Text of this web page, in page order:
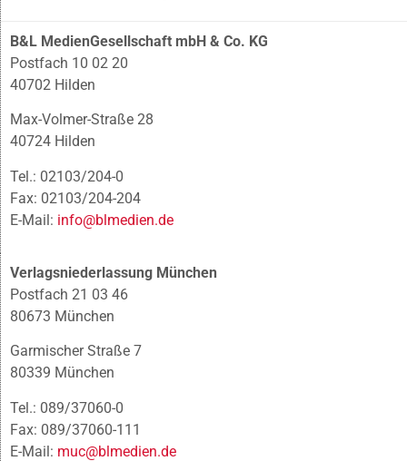
B&L MedienGesellschaft mbH & Co. KG
Postfach 10 02 20
40702 Hilden
Max-Volmer-Straße 28
40724 Hilden
Tel.: 02103/204-0
Fax: 02103/204-204
E-Mail: info@blmedien.de
Verlagsniederlassung München
Postfach 21 03 46
80673 München
Garmischer Straße 7
80339 München
Tel.: 089/37060-0
Fax: 089/37060-111
E-Mail: muc@blmedien.de